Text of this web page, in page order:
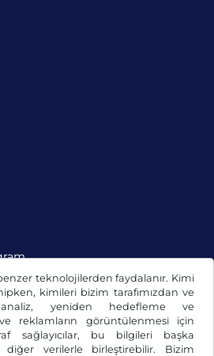
teknolojilerden faydalanır. Kimi
kimileri bizim tarafımızdan ve
yeniden hedefleme ve
reklamların görüntülenmesi için
sağlayıcılar, bu bilgileri başka
verilerle birleştirebilir. Bizim